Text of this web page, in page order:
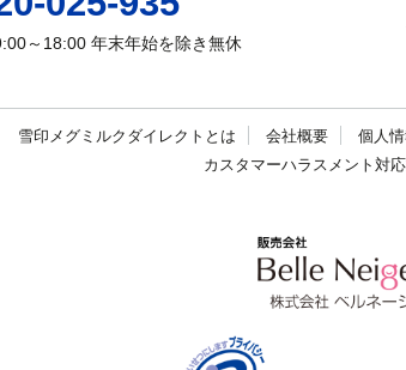
～18:00 年末年始を除き無休
雪印メグミルク ダイレクトとは 会社概要 個人
カスタマーハラスメント 対